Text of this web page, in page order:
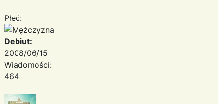
Płeć:
Debiut:
2008/06/15
Wiadomości:
464